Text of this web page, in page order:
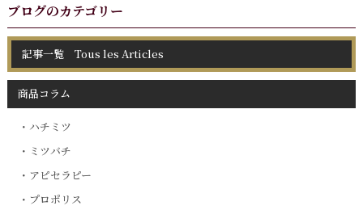
ブログのカテゴリー
記事一覧 Tous les Articles
商品コラム
ハチミツ
ミツバチ
アピセラピー
プロポリス